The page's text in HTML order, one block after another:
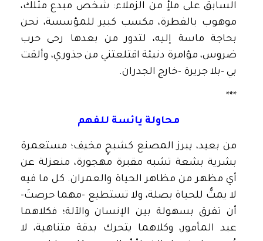
السابق على ملأٍ من الزملاء: شخص مبدع مثلك،
موهوب بالفطرة، مكسب كبير للمؤسسة، نحن
بحاجة ماسة إليه، لتدور من بعدها رحى حرب
ضروس، مؤامرة دنيئة اقتلعتني من جذوري، وألقت
بي -بلا جريرة -خارج الجدران.
***
محاولة يائسة للفهم
من بعيد، يبرز المصنع كشبحٍ مخيف؛ مستعمرة
بشرية بشعة تشبه مقبرة مهجورة، منعزلة عن
أي مظهر من مظاهر الحياة والعمران. كل ما فيه
لا يمتُّ للحياة بصلة، ولا تستطيع -مهما حرصتَ-
أن تفرق بسهولة بين الإنسان والآلة؛ فكلاهما
عبد المأمور، وكلاهما يتحرك بدقة متناهية، لا